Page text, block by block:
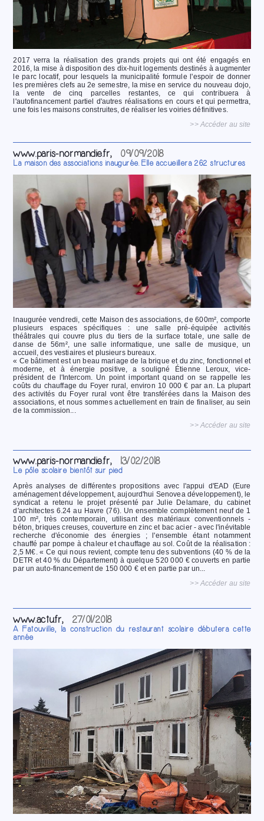
2017 verra la réalisation des grands projets qui ont été engagés en
2016, la mise à disposition des dix-huit logements destinés à augmenter
le parc locatif, pour lesquels la municipalité formule l'espoir de donner
les premières clefs au 2e semestre, la mise en service du nouveau dojo,
la vente de cinq parcelles restantes, ce qui contribuera à
l'autofinancement partiel d'autres réalisations en cours et qui permettra,
une fois les maisons construites, de réaliser les voiries définitives.
>> Accéder au site
www.paris-normandie.fr, 09/09/2018
La maison des associations inaugurée. Elle accueillera 262 structures
Inaugurée vendredi, cette Maison des associations, de 600m², comporte
plusieurs espaces spécifiques : une salle pré-équipée activités
théâtrales qui couvre plus du tiers de la surface totale, une salle de
danse de 56m², une salle informatique, une salle de musique, un
accueil, des vestiaires et plusieurs bureaux.
« Ce bâtiment est un beau mariage de la brique et du zinc, fonctionnel et
moderne, et à énergie positive, a souligné Étienne Leroux, vice-
président de l'Intercom. Un point important quand on se rappelle les
coûts du chauffage du Foyer rural, environ 10 000 € par an. La plupart
des activités du Foyer rural vont être transférées dans la Maison des
associations, et nous sommes actuellement en train de finaliser, au sein
de la commission...
>> Accéder au site
www.paris-normandie.fr, 13/02/2018
Le pôle scolaire bientôt sur pied
Après analyses de différentes propositions avec l'appui d'EAD (Eure
aménagement développement, aujourd'hui Senovea développement), le
syndicat a retenu le projet présenté par Julie Delamare, du cabinet
d'architectes 6.24 au Havre (76). Un ensemble complètement neuf de 1
100 m², très contemporain, utilisant des matériaux conventionnels -
béton, briques creuses, couverture en zinc et bac acier - avec l'inévitable
recherche d'économie des énergies ; l'ensemble étant notamment
chauffé par pompe à chaleur et chauffage au sol. Coût de la réalisation :
2,5 M€. « Ce qui nous revient, compte tenu des subventions (40 % de la
DETR et 40 % du Département) à quelque 520 000 € couverts en partie
par un auto-financement de 150 000 € et en partie par un...
>> Accéder au site
www.actu.fr, 27/01/2018
A Fatouville, la construction du restaurant scolaire débutera cette
année